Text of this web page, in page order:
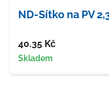
ND-Sítko na PV
Cena
40.35 Kč
Dostupnost
Skladem